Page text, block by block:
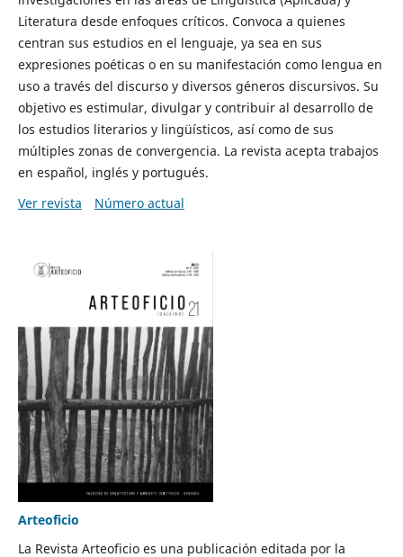
Literatura desde enfoques críticos. Convoca a quienes
centran sus estudios en el lenguaje, ya sea en sus
expresiones poéticas o en su manifestación como lengua en
uso a través del discurso y diversos géneros discursivos. Su
objetivo es estimular, divulgar y contribuir al desarrollo de
los estudios literarios y lingüísticos, así como de sus
múltiples zonas de convergencia. La revista acepta trabajos
en español, inglés y portugués.
Ver revista
Número actual
Arteoficio
La Revista Arteoficio es una publicación editada por la